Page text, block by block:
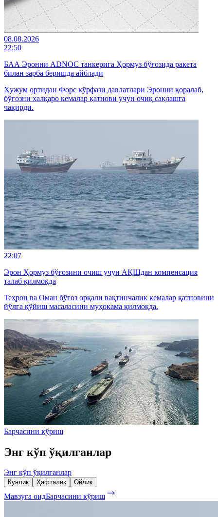
08.08.2026
22:50
БАА Эронни ADNOC танкерига Ҳормуз бўғозида ракета
билан зарба беришда айблади
Ҳужум ортидан Форс кўрфази давлатлари Эронни қоралаб,
бўғозни халқаро кемалар қатнови учун очиқ сақлашга
чақирди.
22:07
Эрон Ҳормуз бўғозини очиш учун АҚШдан компенсация
талаб қилмоқда
Теҳрон ва Оман бўғоз орқали вақтинчалик кемалар қатновини
йўлга қўйиш масаласини муҳокама қилмоқда.
Барчасини кўриш
Энг кўп ўқилганлар
Энг кўп ўқилганлар
Кунлик Ҳафталик Ойлик
Мавзуга оидБарчасини кўриш